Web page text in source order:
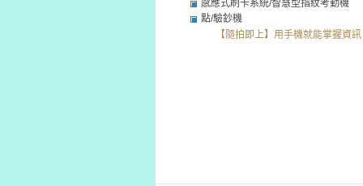
感應式刷卡系統/智慧型指紋考勤機
點/驗鈔機
【隨拍即上】用手機就能掌握資